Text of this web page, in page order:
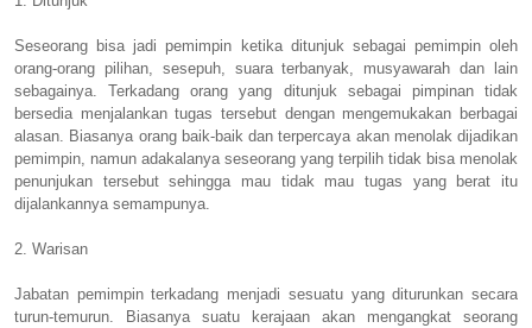
Seseorang bisa jadi pemimpin ketika ditunjuk sebagai pemimpin oleh
orang-orang pilihan, sesepuh, suara terbanyak, musyawarah dan lain
sebagainya. Terkadang orang yang ditunjuk sebagai pimpinan tidak
bersedia menjalankan tugas tersebut dengan mengemukakan berbagai
alasan. Biasanya orang baik-baik dan terpercaya akan menolak dijadikan
pemimpin, namun adakalanya seseorang yang terpilih tidak bisa menolak
penunjukan tersebut sehingga mau tidak mau tugas yang berat itu
dijalankannya semampunya.
2. Warisan
Jabatan pemimpin terkadang menjadi sesuatu yang diturunkan secara
turun-temurun. Biasanya suatu kerajaan akan mengangkat seorang